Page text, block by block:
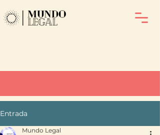
Entrada
Mundo Legal